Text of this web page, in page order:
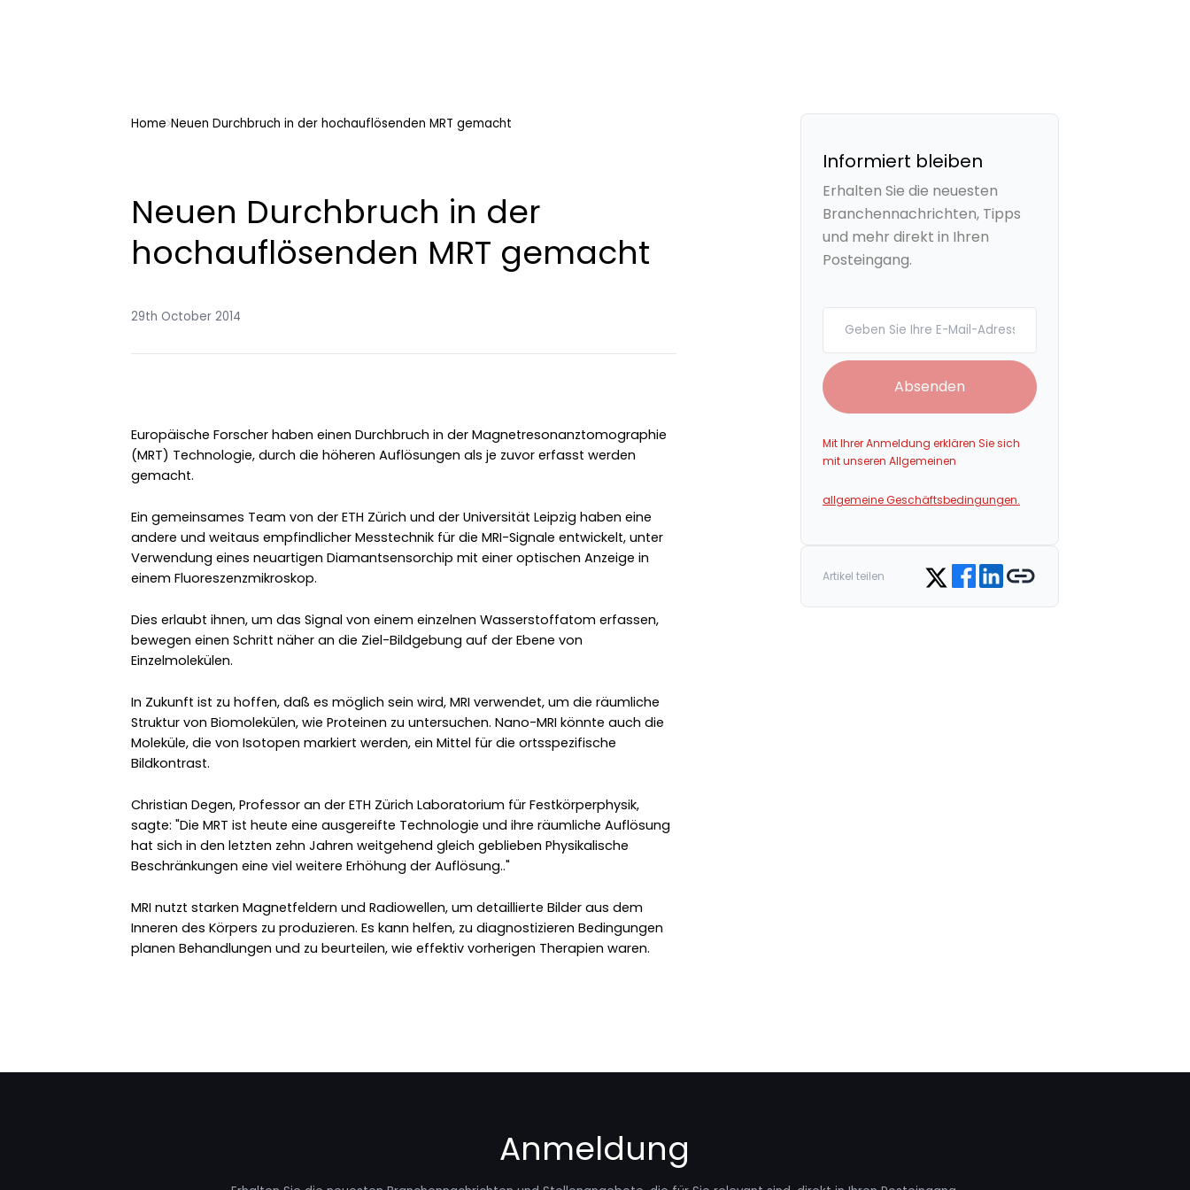
Home Neuen Durchbruch in der hochauflösenden MRT gemacht
Neuen Durchbruch in der
hochauflösenden MRT gemacht
29th October 2014
Europäische Forscher haben einen Durchbruch in der Magnetresonanztomographie
(MRT) Technologie, durch die höheren Auflösungen als je zuvor erfasst werden
gemacht.
Ein gemeinsames Team von der ETH Zürich und der Universität Leipzig haben eine
andere und weitaus empfindlicher Messtechnik für die MRI-Signale entwickelt, unter
Verwendung eines neuartigen Diamantsensorchip mit einer optischen Anzeige in
einem Fluoreszenzmikroskop.
Dies erlaubt ihnen, um das Signal von einem einzelnen Wasserstoffatom erfassen,
bewegen einen Schritt näher an die Ziel-Bildgebung auf der Ebene von
Einzelmolekülen.
In Zukunft ist zu hoffen, daß es möglich sein wird, MRI verwendet, um die räumliche
Struktur von Biomolekülen, wie Proteinen zu untersuchen. Nano-MRI könnte auch die
Moleküle, die von Isotopen markiert werden, ein Mittel für die ortsspezifische
Bildkontrast.
Christian Degen, Professor an der ETH Zürich Laboratorium für Festkörperphysik,
sagte: "Die MRT ist heute eine ausgereifte Technologie und ihre räumliche Auflösung
hat sich in den letzten zehn Jahren weitgehend gleich geblieben Physikalische
Beschränkungen eine viel weitere Erhöhung der Auflösung.."
MRI nutzt starken Magnetfeldern und Radiowellen, um detaillierte Bilder aus dem
Inneren des Körpers zu produzieren. Es kann helfen, zu diagnostizieren Bedingungen
planen Behandlungen und zu beurteilen, wie effektiv vorherigen Therapien waren.
Informiert bleiben
Erhalten Sie die neuesten
Branchennachrichten, Tipps
und mehr direkt in Ihren
Posteingang.
Absenden
Mit Ihrer Anmeldung erklären Sie sich
mit unseren Allgemeinen
allgemeine Geschäftsbedingungen.
Artikel teilen Share on Twitter
Share on Facebook
Share on LinkedIn
Copy link
Anmeldung